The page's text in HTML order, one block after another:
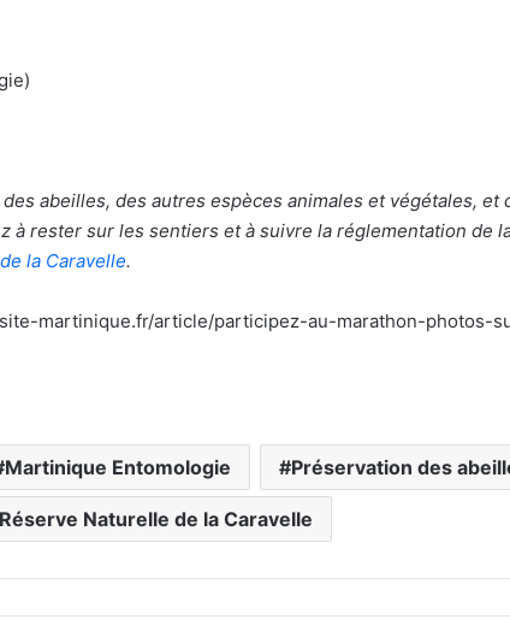
abeilles, des autres espèces animales et végétales, et
à rester sur les sentiers et à suivre la réglementation de
la Caravelle.
martinique.fr/article/participez-au-marathon-photos-
Martinique Entomologie Préservation des
Réserve Naturelle de la Caravelle